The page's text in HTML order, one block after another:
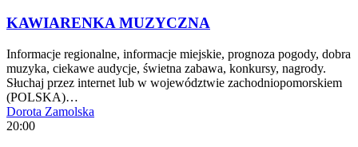
KAWIARENKA MUZYCZNA
Informacje regionalne, informacje miejskie, prognoza pogody, dobra
muzyka, ciekawe audycje, świetna zabawa, konkursy, nagrody.
Słuchaj przez internet lub w województwie zachodniopomorskiem
(POLSKA)…
Dorota Zamolska
20:00